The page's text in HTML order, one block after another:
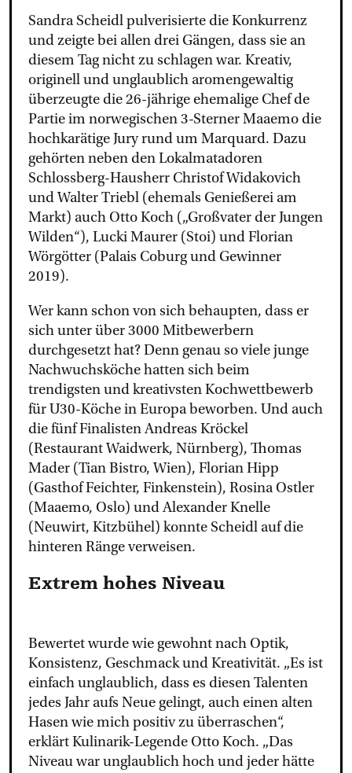
Sandra Scheidl pulverisierte die Konkurrenz
und zeigte bei allen drei Gängen, dass sie an
diesem Tag nicht zu schlagen war. Kreativ,
originell und unglaublich aromengewaltig
überzeugte die 26-jährige ehemalige Chef de
Partie im norwegischen 3-Sterner Maaemo die
hochkarätige Jury rund um Marquard. Dazu
gehörten neben den Lokalmatadoren
Schlossberg-Hausherr Christof Widakovich
und Walter Triebl (ehemals Genießerei am
Markt) auch Otto Koch („Großvater der Jungen
Wilden“), Lucki Maurer (Stoi) und Florian
Wörgötter (Palais Coburg und Gewinner
2019).
Wer kann schon von sich behaupten, dass er
sich unter über 3000 Mitbewerbern
durchgesetzt hat? Denn genau so viele junge
Nachwuchsköche hatten sich beim
trendigsten und kreativsten Kochwettbewerb
für U30-Köche in Europa beworben. Und auch
die fünf Finalisten Andreas Kröckel
(Restaurant Waidwerk, Nürnberg), Thomas
Mader (Tian Bistro, Wien), Florian Hipp
(Gasthof Feichter, Finkenstein), Rosina Ostler
(Maaemo, Oslo) und Alexander Knelle
(Neuwirt, Kitzbühel) konnte Scheidl auf die
hinteren Ränge verweisen.
Extrem hohes Niveau
Bewertet wurde wie gewohnt nach Optik,
Konsistenz, Geschmack und Kreativität. „Es ist
einfach unglaublich, dass es diesen Talenten
jedes Jahr aufs Neue gelingt, auch einen alten
Hasen wie mich positiv zu überraschen“,
erklärt Kulinarik-Legende Otto Koch. „Das
Niveau war unglaublich hoch und jeder hätte